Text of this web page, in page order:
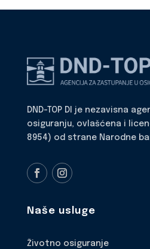
DND-TOP DI je nezavisna
osiguranju, ovlašćena i
8954) od strane Narodne
Naše usluge
Životno osiguranje